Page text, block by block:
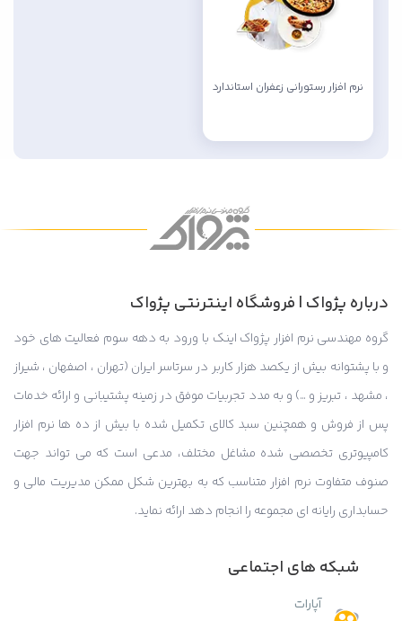
نرم افزار رستورانی زعفران استاندارد
درباره پژواک | فروشگاه اینترنتی پژواک
گروه مهندسی نرم افزار پژواک اینک با ورود به دهه سوم فعالیت های خود
و با پشتوانه بیش از یکصد هزار کاربر در سرتاسر ایران (تهران ، اصفهان ، شیراز
، مشهد ، تبریز و …) و به مدد تجربیات موفق در زمینه پشتیبانی و ارائه خدمات
پس از فروش و همچنین سبد کالای تکمیل شده با بیش از ده ها نرم افزار
کامپیوتری تخصصی شده مشاغل مختلف، مدعی است که می تواند جهت
صنوف متفاوت نرم افزار متناسب که به بهترین شکل ممکن مدیریت مالی و
حسابداری رایانه ای مجموعه را انجام دهد ارائه نماید.
شبکه های اجتماعی
آپارات